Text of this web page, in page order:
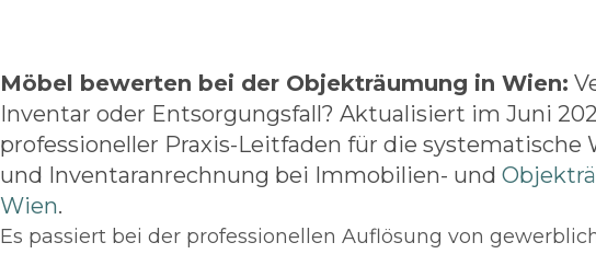
Möbel bewerten bei der Objekträumung in Wien:
Inventar oder Entsorgungsfall? Aktualisiert im Juni
professioneller Praxis-Leitfaden für die
und Inventaranrechnung bei Immobilien- und
Wien.
Es passiert bei der professionellen Auflösung von